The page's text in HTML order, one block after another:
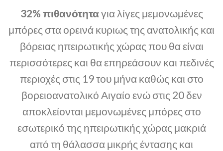
32% πιθανότηταγια λίγες μεμονωμένες
μπόρες στα ορεινά κυριως της ανατολικής και
βόρειας ηπειρωτικής χώρας που θα είναι
περισσότερες και θα επηρεάσουν και πεδινές
περιοχές στις 19 του μήνα καθώς και στο
βορειοανατολικό Αιγαίο ενώ στις 20 δεν
αποκλείονται μεμονωμένες μπόρες στο
εσωτερικό της ηπειρωτικής χώρας μακριά
από τη θάλασσα μικρής έντασης και